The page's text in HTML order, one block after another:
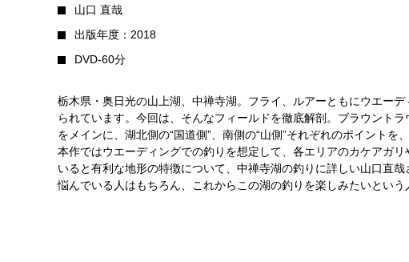
山口 直哉
出版年度：2018
DVD-60分
栃木県・奥日光の山上湖、中禅寺湖。フライ、ルアーともにウエー
られています。今回は、そんなフィールドを徹底解剖。ブラウント
をメインに、湖北側の“国道側”、南側の“山側”それぞれのポイントを
本作ではウエーディングでの釣りを想定して、各エリアのカケアガ
いると有利な地形の特徴について、中禅寺湖の釣りに詳しい山口直
悩んでいる人はもちろん、これからこの湖の釣りを楽しみたいという